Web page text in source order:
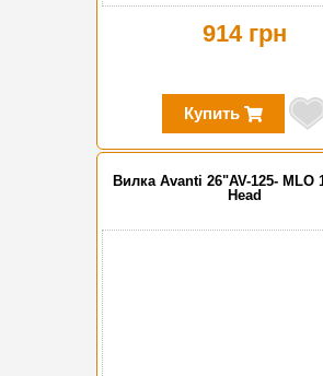
914 грн
Купить
Вилка Avanti 26"AV-125- MLO
Head